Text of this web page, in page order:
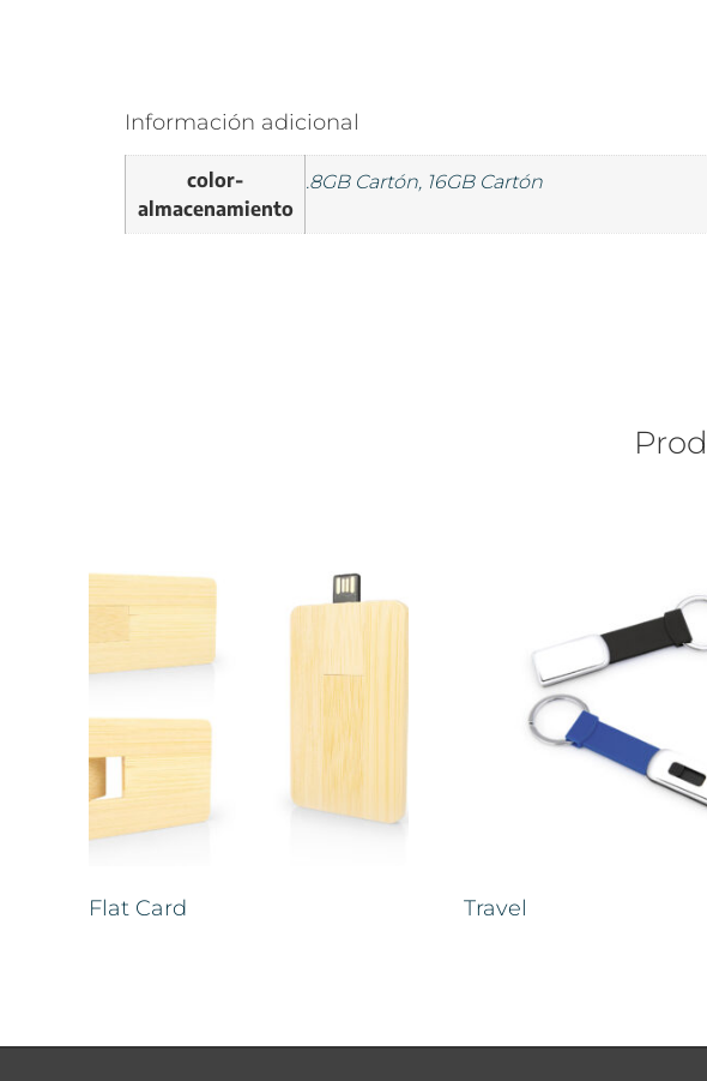
Información adicional
color-
almacenamiento
.8GB Cartón, 16GB Cartón
Flat Card Travel